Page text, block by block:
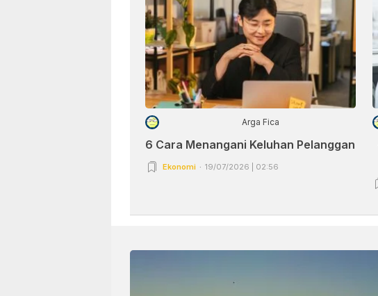
Arga Fica
6 Cara Menangani Keluhan Pelanggan
Ekonomi 19/07/2026 | 02:56